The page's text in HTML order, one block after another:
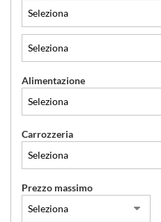
JAGUAR
MITSUBISHI
USATO
CONTATTI
Alimentazione
Carrozzeria
Prezzo massimo